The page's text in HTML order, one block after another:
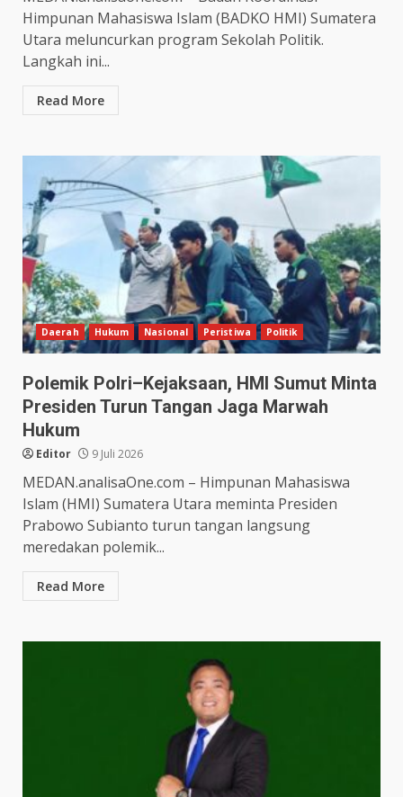
Himpunan Mahasiswa Islam (BADKO HMI) Sumatera
Utara meluncurkan program Sekolah Politik.
Langkah ini...
Read More
Daerah Hukum Nasional Peristiwa Politik
Polemik Polri–Kejaksaan, HMI Sumut Minta
Presiden Turun Tangan Jaga Marwah
Hukum
Editor 9 Juli 2026
MEDAN.analisaOne.com – Himpunan Mahasiswa
Islam (HMI) Sumatera Utara meminta Presiden
Prabowo Subianto turun tangan langsung
meredakan polemik...
Read More